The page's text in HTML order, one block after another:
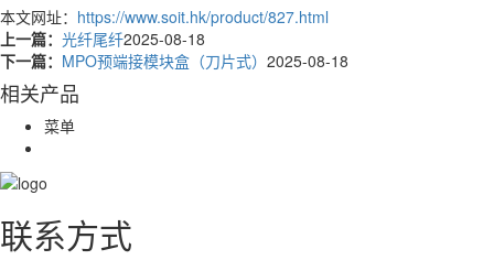
本文网址： https://www.soit.hk/product/827.html
上一篇： 光纤尾纤2025-08-18
下一篇： MPO预端接模块盒（刀片式） 2025-08-18
相关产品
菜单
联系方式